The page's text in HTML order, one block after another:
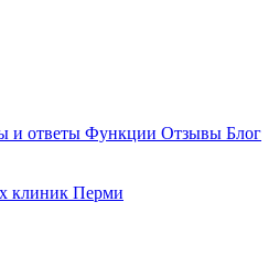
и ответы Функции Отзывы Блог
клиник Перми